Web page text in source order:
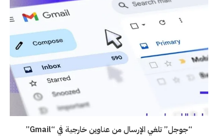
“جوجل” تلغي الإرسال من عناوين خارجية في “Gmail”